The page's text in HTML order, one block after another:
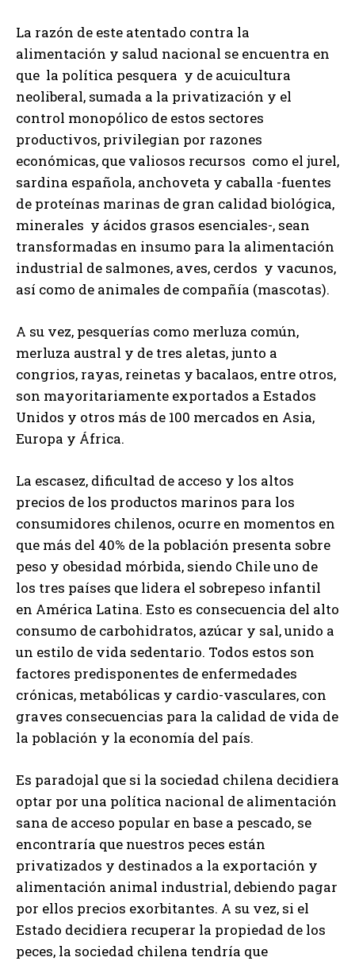
La razón de este atentado contra la
alimentación y salud nacional se encuentra en
que la política pesquera y de acuicultura
neoliberal, sumada a la privatización y el
control monopólico de estos sectores
productivos, privilegian por razones
económicas, que valiosos recursos como el jurel,
sardina española, anchoveta y caballa -fuentes
de proteínas marinas de gran calidad biológica,
minerales y ácidos grasos esenciales-, sean
transformadas en insumo para la alimentación
industrial de salmones, aves, cerdos y vacunos,
así como de animales de compañía (mascotas).
A su vez, pesquerías como merluza común,
merluza austral y de tres aletas, junto a
congrios, rayas, reinetas y bacalaos, entre otros,
son mayoritariamente exportados a Estados
Unidos y otros más de 100 mercados en Asia,
Europa y África.
La escasez, dificultad de acceso y los altos
precios de los productos marinos para los
consumidores chilenos, ocurre en momentos en
que más del 40% de la población presenta sobre
peso y obesidad mórbida, siendo Chile uno de
los tres países que lidera el sobrepeso infantil
en América Latina. Esto es consecuencia del alto
consumo de carbohidratos, azúcar y sal, unido a
un estilo de vida sedentario. Todos estos son
factores predisponentes de enfermedades
crónicas, metabólicas y cardio-vasculares, con
graves consecuencias para la calidad de vida de
la población y la economía del país.
Es paradojal que si la sociedad chilena decidiera
optar por una política nacional de alimentación
sana de acceso popular en base a pescado, se
encontraría que nuestros peces están
privatizados y destinados a la exportación y
alimentación animal industrial, debiendo pagar
por ellos precios exorbitantes. A su vez, si el
Estado decidiera recuperar la propiedad de los
peces, la sociedad chilena tendría que